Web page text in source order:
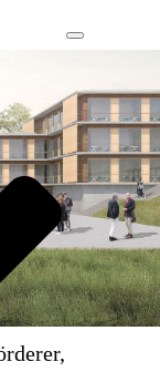
Navigations-